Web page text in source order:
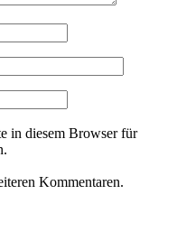
in diesem Browser für
Kommentaren.